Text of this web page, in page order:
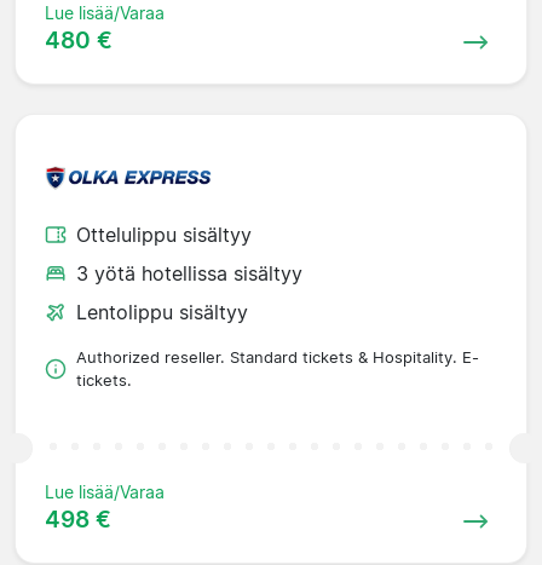
Lue lisää/Varaa
480 €
Ottelulippu sisältyy
3 yötä hotellissa sisältyy
Lentolippu sisältyy
Authorized reseller. Standard tickets & Hospitality. E-
tickets.
Lue lisää/Varaa
498 €